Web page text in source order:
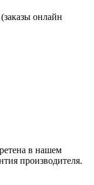
онлайн
в нашем
производителя.